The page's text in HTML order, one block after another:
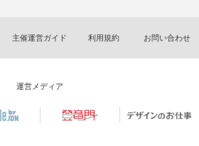
主催運営ガイド 利用規約 お問い合わせ
運営メディア